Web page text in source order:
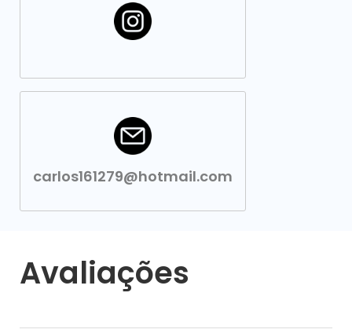
carlos161279@hotmail.com
Avaliações